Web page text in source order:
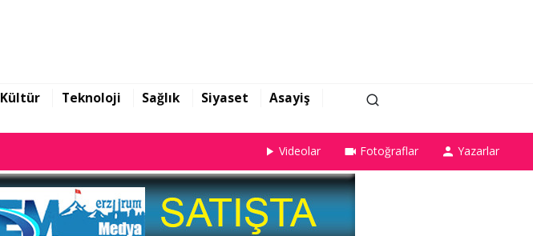
Kültür Teknoloji Sağlık Siyaset
Asayiş
Videolar Fotoğraflar Yazarlar